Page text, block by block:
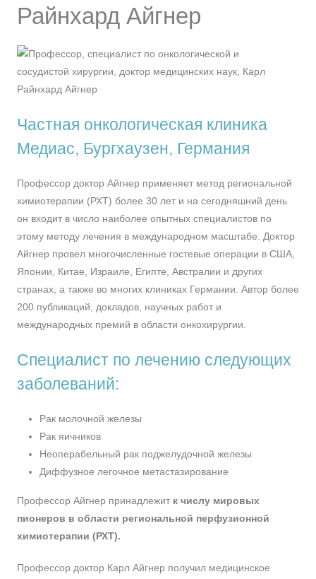
Райнхард Айгнер
Частная онкологическая клиника
Медиас, Бургхаузен, Германия
Профессор доктор Айгнер применяет метод региональной
химиотерапии (РХТ) более 30 лет и на сегодняшний день
он входит в число наиболее опытных специалистов по
этому методу лечения в международном масштабе. Доктор
Айгнер провел многочисленные гостевые операции в США,
Японии, Китае, Израиле, Египте, Австралии и других
странах, а также во многих клиниках Германии. Автор более
200 публикаций, докладов, научных работ и
международных премий в области онкохирургии.
Специалист по лечению следующих
заболеваний:
Рак молочной железы
Рак яичников
Неоперабельный рак поджелудочной железы
Диффузное легочное метастазирование
Профессор Айгнер принадлежит к числу мировых
пионеров в области региональной перфузионной
химиотерапии (РХТ).
Профессор доктор Карл Айгнер получил медицинское